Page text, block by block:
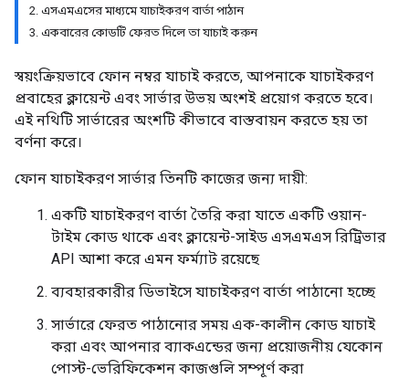
2. এসএমএসের মাধ্যমে যাচাইকরণ বার্তা পাঠান
3. একবারের কোডটি ফেরত দিলে তা যাচাই করুন
স্বয়ংক্রিয়ভাবে ফোন নম্বর যাচাই করতে, আপনাকে যাচাইকরণ
প্রবাহের ক্লায়েন্ট এবং সার্ভার উভয় অংশই প্রয়োগ করতে হবে।
এই নথিটি সার্ভারের অংশটি কীভাবে বাস্তবায়ন করতে হয় তা
বর্ণনা করে।
ফোন যাচাইকরণ সার্ভার তিনটি কাজের জন্য দায়ী:
একটি যাচাইকরণ বার্তা তৈরি করা যাতে একটি ওয়ান-
টাইম কোড থাকে এবং ক্লায়েন্ট-সাইড এসএমএস রিট্রিভার
API আশা করে এমন ফর্ম্যাট রয়েছে
ব্যবহারকারীর ডিভাইসে যাচাইকরণ বার্তা পাঠানো হচ্ছে
সার্ভারে ফেরত পাঠানোর সময় এক-কালীন কোড যাচাই
করা এবং আপনার ব্যাকএন্ডের জন্য প্রয়োজনীয় যেকোন
পোস্ট-ভেরিফিকেশন কাজগুলি সম্পূর্ণ করা